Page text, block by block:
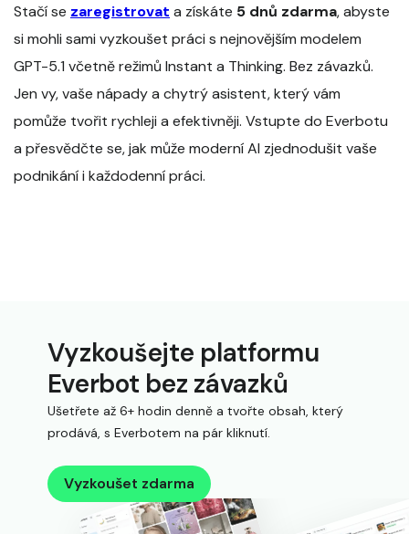
Stačí se zaregistrovat a získáte 5 dnů zdarma, abyste
si mohli sami vyzkoušet práci s nejnovějším modelem
GPT-5.1 včetně režimů Instant a Thinking. Bez závazků.
Jen vy, vaše nápady a chytrý asistent, který vám
pomůže tvořit rychleji a efektivněji. Vstupte do Everbotu
a přesvědčte se, jak může moderní AI zjednodušit vaše
podnikání i každodenní práci.
Vyzkoušejte platformu
Everbot bez závazků
Ušetřete až 6+ hodin denně a tvořte obsah, který
prodává, s Everbotem na pár kliknutí.
Vyzkoušet zdarma